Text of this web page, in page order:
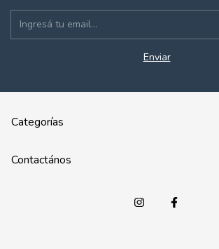
Categorías
Contactános